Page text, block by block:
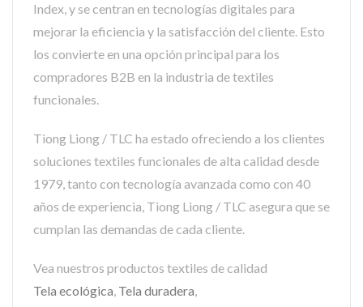
Index, y se centran en tecnologías digitales para
mejorar la eficiencia y la satisfacción del cliente. Esto
los convierte en una opción principal para los
compradores B2B en la industria de textiles
funcionales.
Tiong Liong / TLC ha estado ofreciendo a los clientes
soluciones textiles funcionales de alta calidad desde
1979, tanto con tecnología avanzada como con 40
años de experiencia, Tiong Liong / TLC asegura que se
cumplan las demandas de cada cliente.
Vea nuestros productos textiles de calidad
Tela ecológica, Tela duradera,